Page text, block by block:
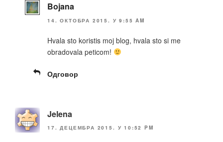
Bojana
14. ОКТОБРА 2015. У 9:55 AM
Hvala sto koristis moj blog, hvala sto si me
obradovala peticom!
Одговор
Jelena
17. ДЕЦЕМБРА 2015. У 10:52 PM